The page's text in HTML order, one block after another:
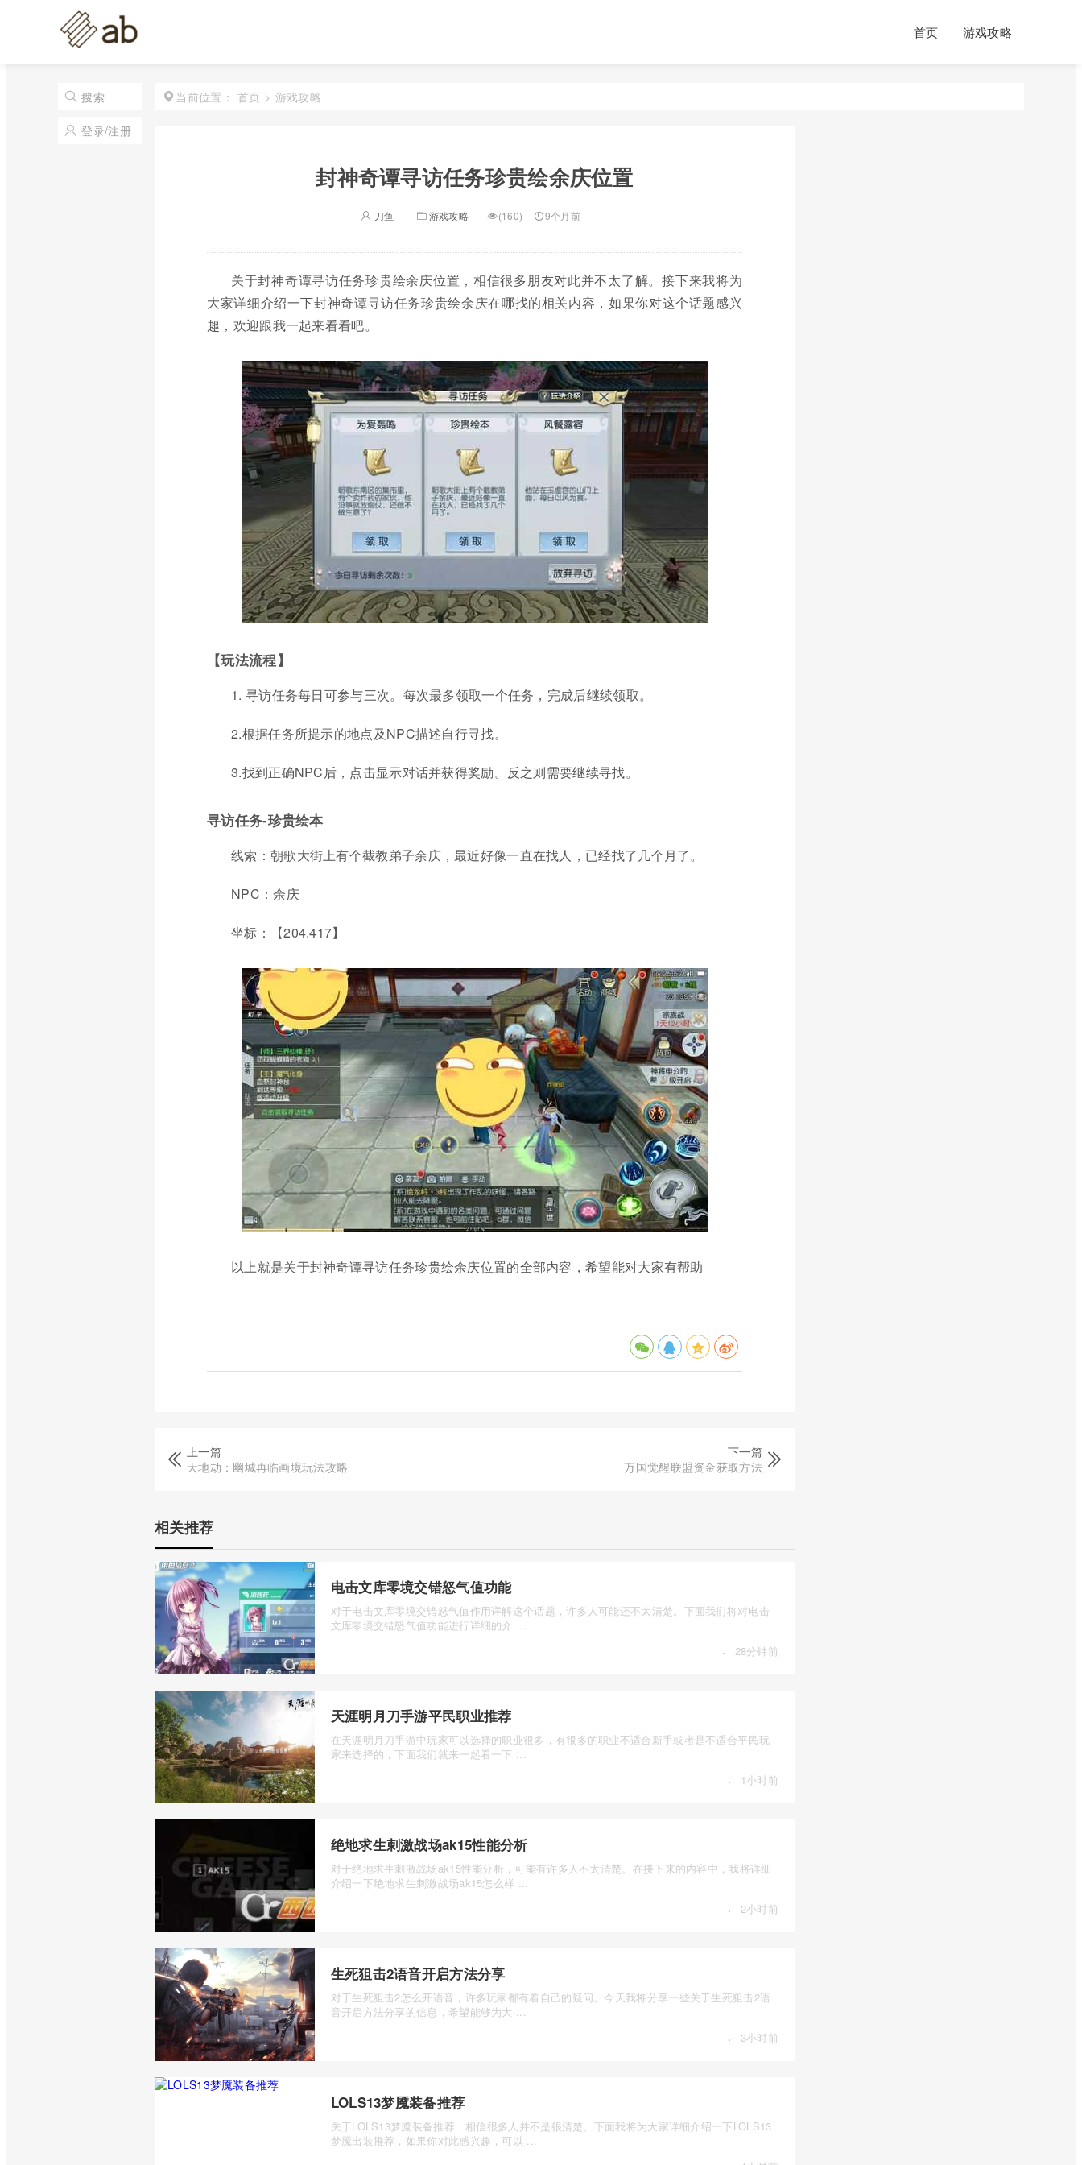
首页 游戏攻略
搜索
登录/注册
当前位置： 首页 > 游戏攻略
封神奇谭寻访任务珍贵绘余庆位置
刀鱼 游戏攻略 (160) 9个月前
关于封神奇谭寻访任务珍贵绘余庆位置，相信很多朋友对此并不太了解。接下来我将为
大家详细介绍一下封神奇谭寻访任务珍贵绘余庆在哪找的相关内容，如果你对这个话题感兴
趣，欢迎跟我一起来看看吧。
【玩法流程】
1. 寻访任务每日可参与三次。每次最多领取一个任务，完成后继续领取。
2.根据任务所提示的地点及NPC描述自行寻找。
3.找到正确NPC后，点击显示对话并获得奖励。反之则需要继续寻找。
寻访任务-珍贵绘本
线索：朝歌大街上有个截教弟子余庆，最近好像一直在找人，已经找了几个月了。
NPC：余庆
坐标：【204.417】
以上就是关于封神奇谭寻访任务珍贵绘余庆位置的全部内容，希望能对大家有帮助
上一篇
天地劫：幽城再临画境玩法攻略
下一篇
万国觉醒联盟资金获取方法
相关推荐
电击文库零境交错怒气值功能
对于电击文库零境交错怒气值作用详解这个话题，许多人可能还不太清楚。下面我们将对电击
文库零境交错怒气值功能进行详细的介 ...
· 28分钟前
天涯明月刀手游平民职业推荐
在天涯明月刀手游中玩家可以选择的职业很多，有很多的职业不适合新手或者是不适合平民玩
家来选择的，下面我们就来一起看一下 ...
· 1小时前
绝地求生刺激战场ak15性能分析
对于绝地求生刺激战场ak15性能分析，可能有许多人不太清楚。在接下来的内容中，我将详细
介绍一下绝地求生刺激战场ak15怎么样 ...
· 2小时前
生死狙击2语音开启方法分享
对于生死狙击2怎么开语音，许多玩家都有着自己的疑问。今天我将分享一些关于生死狙击2语
音开启方法分享的信息，希望能够为大 ...
· 3小时前
LOLS13梦魇装备推荐
关于LOLS13梦魇装备推荐，相信很多人并不是很清楚。下面我将为大家详细介绍一下LOLS13
梦魇出装推荐，如果你对此感兴趣，可以 ...